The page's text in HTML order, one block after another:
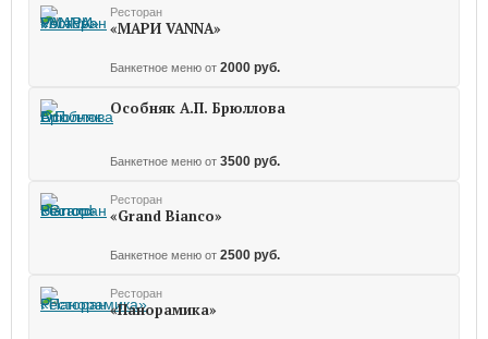
Ресторан
«МАРИ VANNA»
Банкетное меню от 2000 руб.
Особняк А.П. Брюллова
Банкетное меню от 3500 руб.
Ресторан
«Grand Bianco»
Банкетное меню от 2500 руб.
Ресторан
«Панорамика»